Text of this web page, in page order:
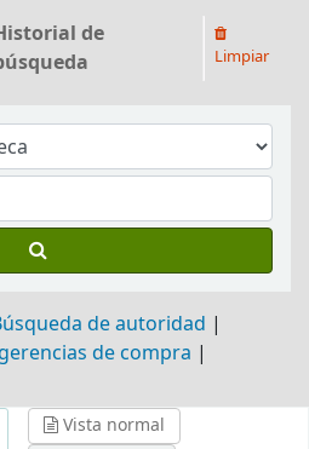
H. Larguía
de
Limpiar
de autoridad
de compra
Vista normal